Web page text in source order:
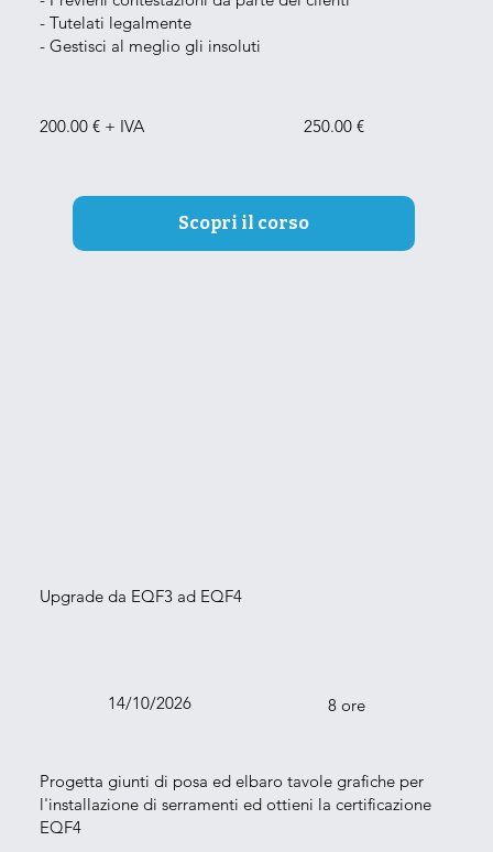
- Tutelati legalmente
- Gestisci al meglio gli insoluti
200.00 € + IVA 250.00 €
Scopri il corso
Upgrade da EQF3 ad EQF4
14/10/2026 8 ore
Progetta giunti di posa ed elbaro tavole grafiche per
l'installazione di serramenti ed ottieni la certificazione
EQF4